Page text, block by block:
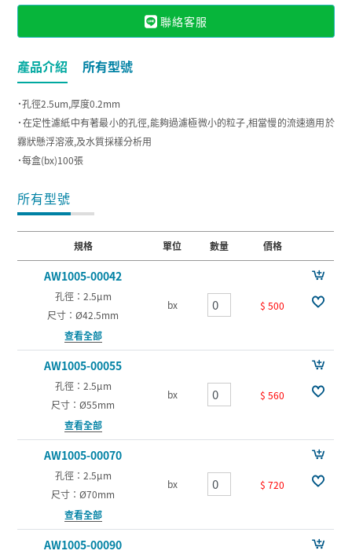
聯絡客服
產品介紹 所有型號
˙孔徑2.5um,厚度0.2mm
˙在定性濾紙中有著最小的孔徑,能夠過濾極微小的粒子,相當慢的流速適用於
霧狀懸浮溶液,及水質採樣分析用
˙每盒(bx)100張
所有型號
規格 單位 數量 價格
AW1005-00042
孔徑：2.5µm
尺寸：Ø42.5mm
查看全部
bx $ 500
AW1005-00055
孔徑：2.5µm
尺寸：Ø55mm
查看全部
bx $ 560
AW1005-00070
孔徑：2.5µm
尺寸：Ø70mm
查看全部
bx $ 720
AW1005-00090